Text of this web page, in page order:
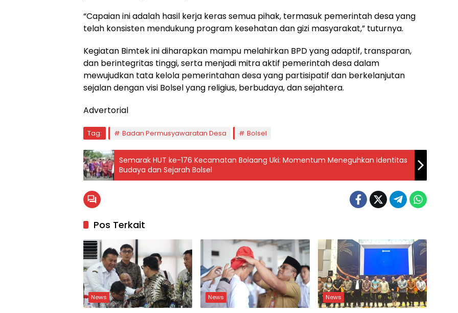
“Capaian ini adalah hasil kerja keras semua pihak, termasuk pemerintah desa yang
telah konsisten mendukung program kesehatan dan gizi masyarakat,” tuturnya.
Kegiatan Bimtek ini diharapkan mampu melahirkan BPD yang adaptif, transparan,
dan berintegritas tinggi, serta menjadi mitra aktif pemerintah desa dalam
mewujudkan tata kelola pemerintahan desa yang partisipatif dan berkelanjutan
sejalan dengan visi Bolsel yang religius, berbudaya, dan sejahtera.
Advertorial
Tag: Badan Permusyawaratan Desa Bolsel
Semarak HUT ke-176 Kecamatan Bolaang Uki: Momentum Meneguhkan Identitas
Budaya dan Sejarah Bolsel
Pos Terkait
News News News